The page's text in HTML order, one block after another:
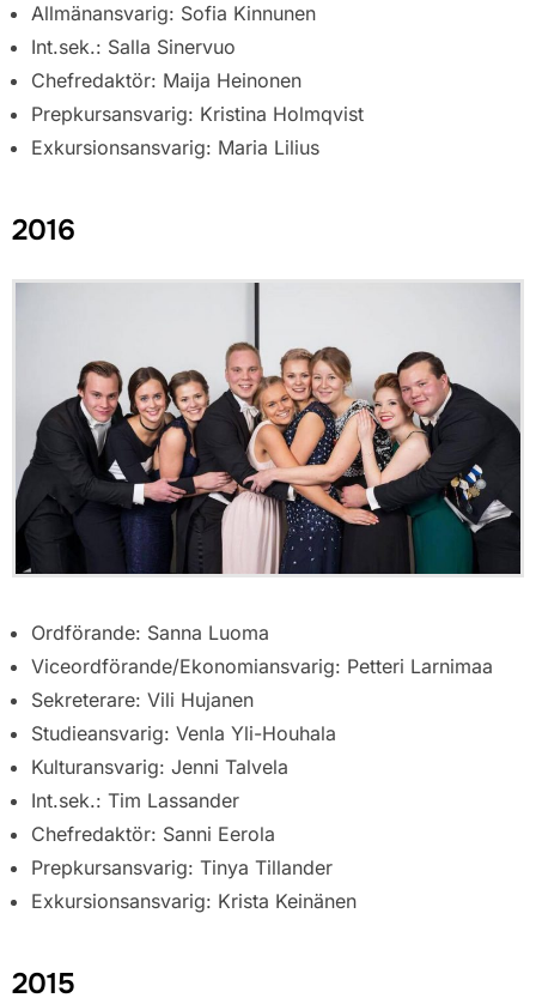
Allmänansvarig: Sofia Kinnunen
Int.sek.: Salla Sinervuo
Chefredaktör: Maija Heinonen
Prepkursansvarig: Kristina Holmqvist
Exkursionsansvarig: Maria Lilius
2016
Ordförande: Sanna Luoma
Viceordförande/Ekonomiansvarig: Petteri Larnimaa
Sekreterare: Vili Hujanen
Studieansvarig: Venla Yli-Houhala
Kulturansvarig: Jenni Talvela
Int.sek.: Tim Lassander
Chefredaktör: Sanni Eerola
Prepkursansvarig: Tinya Tillander
Exkursionsansvarig: Krista Keinänen
2015